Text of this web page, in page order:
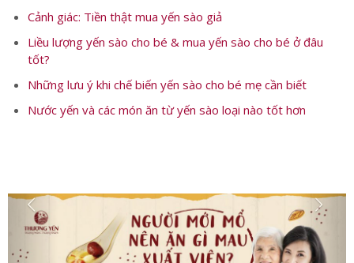
Cảnh giác: Tiền thật mua yến sào giả
Liều lượng yến sào cho bé & mua yến sào cho bé ở đâu
tốt?
Những lưu ý khi chế biến yến sào cho bé mẹ cần biết
Nước yến và các món ăn từ yến sào loại nào tốt hơn